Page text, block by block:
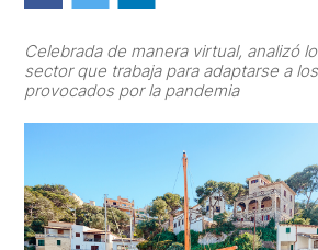
Celebrada de manera virtual, analizó
sector que trabaja para adaptarse a
provocados por la pandemia